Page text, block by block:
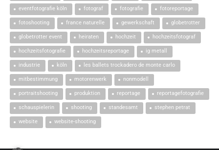
eventfotografie köln fotograf fotografie fotoreportage
fotoshooting france naturelle gewerkschaft globetrotter
globetrotter event heiraten hochzeit hochzeitsfotograf
hochzeitsfotografie hochzeitsreportage ig metall
industrie köln les ballets trockadero de monte carlo
mitbestimmung motorenwerk nonmodell
portraitshooting produktion reportage reportagefotografie
schauspielerin shooting standesamt stephen petrat
website website-shooting